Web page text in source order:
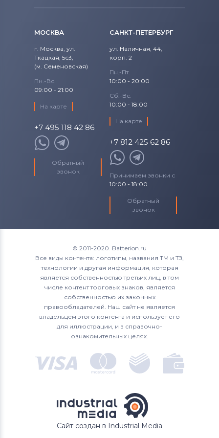
Аккумуляторы для ноутбуков
Machenike
Аккумуляторы для ноутбуковClevo
Аккумуляторы для ноутбуковSony
Аккумуляторы для ноутбуков
Fujitsu-Siemens
Аккумуляторы для ноутбуков
Аккумуляторы для ноутбуков
Аккумуляторы для ноутбуков
Аккумуляторы для ноутбуков Acer
Аккумуляторы для ноутбуков Asus
Аккумуляторы для ноутбуков
Alienware
Precision 15
Studio
Studio 14
Venue
Vostro
XPS 15
1525
1526
1545
1564
1721
1764
3043
МОСКВА
г. Москва, ул.
Ткацкая, 5с3,
(м. Семеновская)
Пн.-Вс.
09:00 - 21:00
На карте
+7 495 118 42 86
Обратный
звонок
САНКТ-ПЕТЕРБУРГ
ул. Наличная, 44,
корп. 2
Пн.-Пт.
10:00 - 20:00
Сб.-Вс.
10:00 - 18:00
На карте
+7 812 425 62 86
Принимаем звонки с
10:00 - 18:00
Обратный
звонок
© 2011-2020. Batterion.ru
Все виды контента: логотипы, названия ТМ и ТЗ,
технологии и другая информация, которая
является собственностью третьих лиц, в том
числе контент торговых знаков, является
собственностью их законных
правообладателей. Наш сайт не является
владельцем этого контента и использует его
для иллюстрации, и в справочно-
ознакомительных целях.
Сайт создан в Industrial Media